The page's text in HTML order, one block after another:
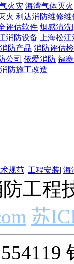
火灾 海湾气体灭
火 利达消防维修维
评估软件 烟感清洗
消防设备
上海松
防产品 消防评估
公司 依爱消防 福
消防施工改造
规范| 工程安装| 海
工程
苏